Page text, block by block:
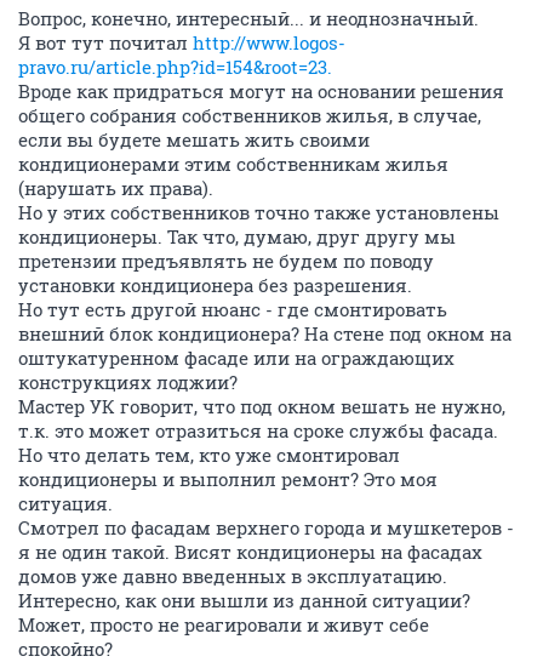
Вопрос, конечно, интересный... и неоднозначный.
Я вот тут почитал http://www.logos-
pravo.ru/article.php?id=154&root=23.
Вроде как придраться могут на основании решения
общего собрания собственников жилья, в случае,
если вы будете мешать жить своими
кондиционерами этим собственникам жилья
(нарушать их права).
Но у этих собственников точно также установлены
кондиционеры. Так что, думаю, друг другу мы
претензии предъявлять не будем по поводу
установки кондиционера без разрешения.
Но тут есть другой нюанс - где смонтировать
внешний блок кондиционера? На стене под окном на
оштукатуренном фасаде или на ограждающих
конструкциях лоджии?
Мастер УК говорит, что под окном вешать не нужно,
т.к. это может отразиться на сроке службы фасада.
Но что делать тем, кто уже смонтировал
кондиционеры и выполнил ремонт? Это моя
ситуация.
Смотрел по фасадам верхнего города и мушкетеров -
я не один такой. Висят кондиционеры на фасадах
домов уже давно введенных в эксплуатацию.
Интересно, как они вышли из данной ситуации?
Может, просто не реагировали и живут себе
спокойно?